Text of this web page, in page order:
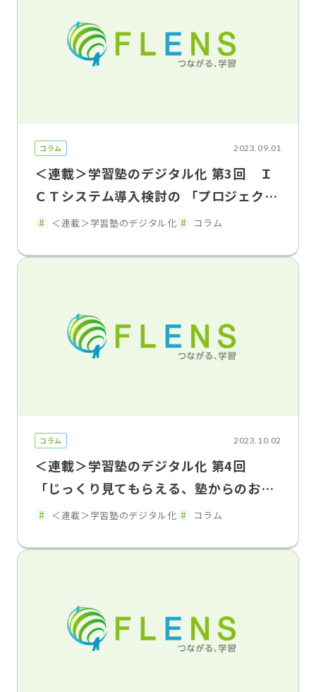
コラム 2023.09.01
＜連載＞学習塾のデジタル化 第3回 Ｉ
ＣＴシステム導入検討の 「プロジェクト
リーダー」は誰が担うべきか
＜連載＞学習塾のデジタル化 コラム
コラム 2023.10.02
＜連載＞学習塾のデジタル化 第4回
「じっくり見てもらえる、塾からのお知
らせ」を つくるためにおさえるべきこと
＜連載＞学習塾のデジタル化 コラム